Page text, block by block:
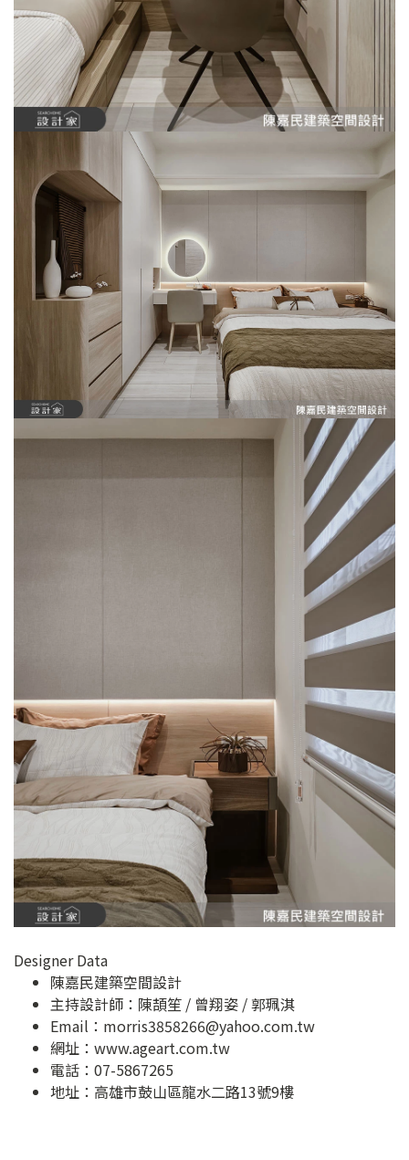
Designer Data
陳嘉民建築空間設計
主持設計師：陳頡笙 / 曾翔姿 / 郭珮淇
Email： morris3858266@yahoo.com.tw
網址： www.ageart.com.tw
電話：07-5867265
地址： 高雄市鼓山區龍水二路13號9樓